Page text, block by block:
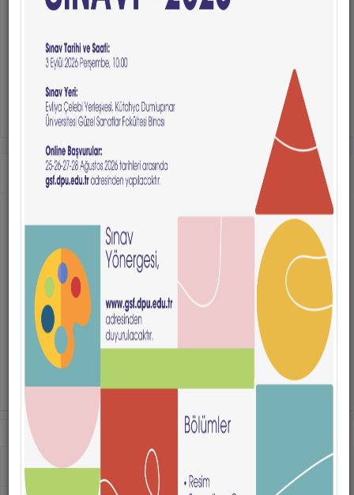
Poster Sergisi” Zafer Sergi Salonu’nda ziyaretçileriyle buluştu. Güzel Sanatlar Fakültemiz
ve öğrencilerimiz katıldı. 15 Temmuz Demokrasi ve Millî Birlik Günü kapsamında
hazırlanan sergide görsel iletişim tasarımı ve poster tasarımı tekniğiyle oluşturulan 33
eser, katılımcıların beğenisine sunuldu. Sanatın toplumsal hafızayı güçlendiren ve ortak
değerleri görünür kılan yönünü öne çıkaran sergi, demokrasi bilincinin, millî iradenin
ve toplumsal dayanışma ruhunun görsel iletişim tasarımı disiplini aracılığıyla ifade
edilmesini amaçladı. Türkiye'nin farklı yükseköğretim kurumlarından ve tasarım
çevrelerinden davet edilen katılımcıları aynı platformda buluşturan sergide,
alanlarında çalışmalar yürüten akademisyenler ile profesyonel grafik tasarımcıların
eserleri de yer aldı. Katılımcıların bireysel tasarım yaklaşımlarını yansıtan posterler;
demokrasi, bağımsızlık, millî birlik, ortak hafıza ve toplumsal dayanışma kavramlarını
estetik ve kavramsal bir bütünlük içerisinde ele alarak görsel iletişim tasarımının
toplumsal farkındalık oluşturmadaki rolünü ortaya koydu. "Zaferin Adı Türkiye" 15
Temmuz Millî İrade Çağrılı Poster Sergisi, 24 Temmuz 2026 tarihine kadar ziyarete açık
olacak.
Duyurular
GSF 2026 Özel Yetenek Sınavı İlanı
27 Temmuz 2026, Pazartesi -
Ağustos
03
Kurumlararası Yatay Geçiş Başvuru
Değerlendirme Sonuçları
03 Ağustos 2026, Pazartesi - 106defa okundu.
Mayıs
15
Etkinlikler